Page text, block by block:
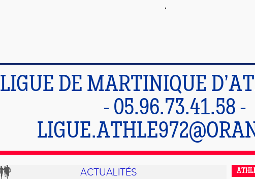
LIGUE DE MARTINIQUE
- 05.96.73.41.58 -
ACTUALITÉS